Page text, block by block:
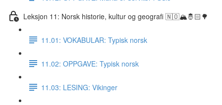
Leksjon 11: Norsk historie, kultur og geografi 🇳🇴🏔🤴🏻🌳
11.01: VOKABULAR: Typisk norsk
11.02: OPPGAVE: Typisk norsk
11.03: LESING: Vikinger